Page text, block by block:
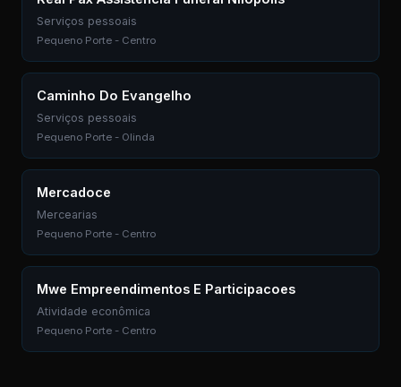
Serviços pessoais
Pequeno Porte - Centro
Caminho Do Evangelho
Serviços pessoais
Pequeno Porte - Olinda
Mercadoce
Mercearias
Pequeno Porte - Centro
Mwe Empreendimentos E Participacoes
Atividade econômica
Pequeno Porte - Centro